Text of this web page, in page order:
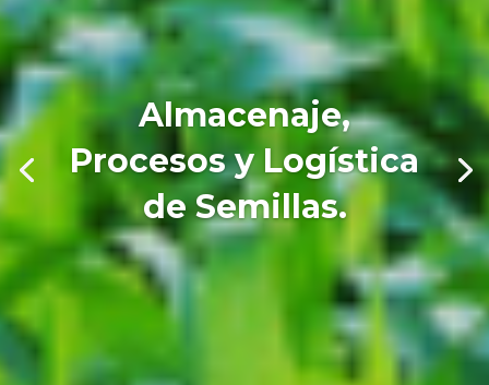
Almacenaje,
Procesos y Logística
de Semillas.